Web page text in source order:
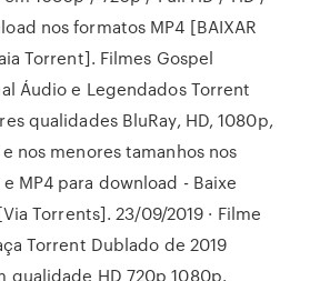
nos formatos MP4 [BAIXAR
Torrent]. Filmes Gospel
Áudio e Legendados Torrent
qualidades BluRay, HD, 1080p,
nos menores tamanhos nos
MP4 para download - Baixe
Torrents]. 23/09/2019 · Filme
Torrent Dublado de 2019
qualidade HD 720p 1080p.